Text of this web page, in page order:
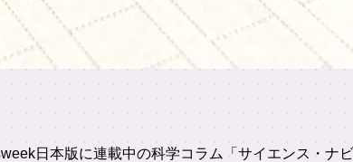
日本版に連載中の科学コラム「サイエンス・ナ